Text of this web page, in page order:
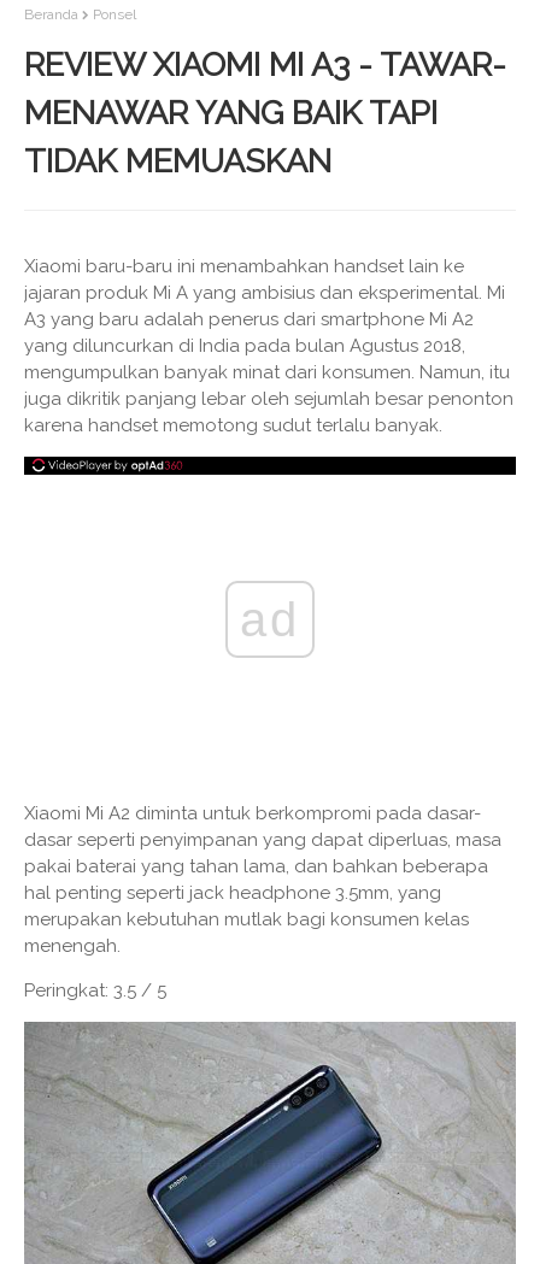
Beranda Ponsel
REVIEW XIAOMI MI A3 - TAWAR-
MENAWAR YANG BAIK TAPI
TIDAK MEMUASKAN
Xiaomi baru-baru ini menambahkan handset lain ke
jajaran produk Mi A yang ambisius dan eksperimental. Mi
A3 yang baru adalah penerus dari smartphone Mi A2
yang diluncurkan di India pada bulan Agustus 2018,
mengumpulkan banyak minat dari konsumen. Namun, itu
juga dikritik panjang lebar oleh sejumlah besar penonton
karena handset memotong sudut terlalu banyak.
ad
Xiaomi Mi A2 diminta untuk berkompromi pada dasar-
dasar seperti penyimpanan yang dapat diperluas, masa
pakai baterai yang tahan lama, dan bahkan beberapa
hal penting seperti jack headphone 3.5mm, yang
merupakan kebutuhan mutlak bagi konsumen kelas
menengah.
Peringkat: 3.5 / 5